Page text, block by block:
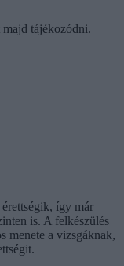
tájékozódni.
így már
is. A felkészülés
menete a vizsgáknak,